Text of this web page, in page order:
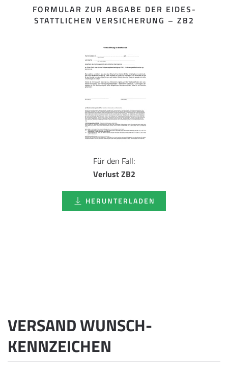
FORMULAR ZUR ABGABE DER EIDES­
STATTLICHEN VERSICHERUNG – ZB2
Für den Fall:
Verlust ZB2
HERUNTERLADEN
VERSAND WUNSCH­
KENNZEICHEN